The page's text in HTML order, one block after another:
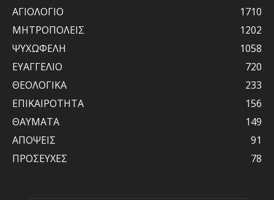
ΑΓΙΟΛΟΓΙΟ
1710
ΜΗΤΡΟΠΟΛΕΙΣ
1202
ΨΥΧΩΦΕΛΗ
1058
ΕΥΑΓΓΕΛΙΟ
720
ΘΕΟΛΟΓΙΚΑ
233
ΕΠΙΚΑΙΡΟΤΗΤΑ
156
ΘΑΥΜΑΤΑ
149
ΑΠΟΨΕΙΣ
91
ΠΡΟΣΕΥΧΕΣ
78